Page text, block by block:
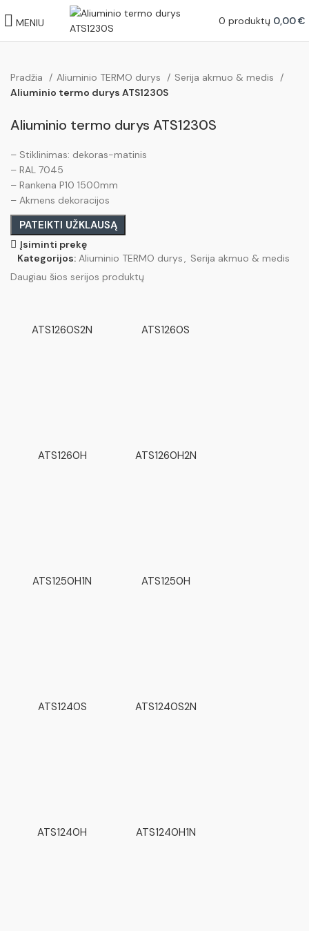
MENIU 0 produktų 0,00€
Pradžia Aliuminio TERMO durys
Serija akmuo & medis
Aliuminio termo durys ATS1230S
Aliuminio termo durys ATS1230S
– Stiklinimas: dekoras-matinis
– RAL 7045
– Rankena P10 1500mm
– Akmens dekoracijos
PATEIKTI UŽKLAUSĄ
Įsiminti prekę
Kategorijos: Aliuminio TERMO durys, Serija akmuo & medis
Daugiau šios serijos produktų
ATS1260S2N ATS1260S
ATS1260H ATS1260H2N
ATS1250H1N ATS1250H
ATS1240S ATS1240S2N
ATS1240H ATS1240H1N